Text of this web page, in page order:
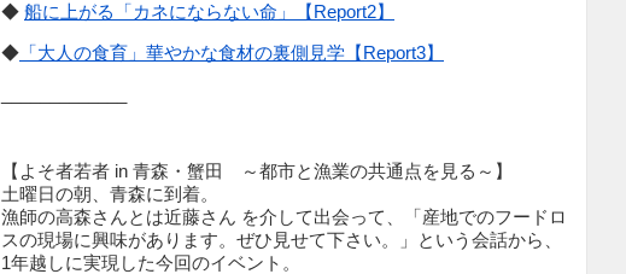
◆ 船に上がる「カネにならない命」【Report2】
◆ 「大人の食育」華やかな食材の裏側見学【Report3】
【よそ者若者 in 青森・蟹田 ～都市と漁業の共通点を見る～】
土曜日の朝、青森に到着。
漁師の高森さんとは近藤さん を介して出会って、「産地でのフードロ
スの現場に興味があります。ぜひ見せて下さい。」という会話から、
1年越しに実現した今回のイベント。